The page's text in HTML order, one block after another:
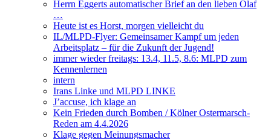
Herrn Eggerts automatischer Brief an den lieben Olaf
…
Heute ist es Horst, morgen vielleicht du
IL/MLPD-Flyer: Gemeinsamer Kampf um jeden
Arbeitsplatz – für die Zukunft der Jugend!
immer wieder freitags: 13.4, 11.5, 8.6: MLPD zum
Kennenlernen
intern
Irans Linke und MLPD LINKE
J’accuse, ich klage an
Kein Frieden durch Bomben / Kölner Ostermarsch-
Reden am 4.4.2026
Klage gegen Meinungsmacher